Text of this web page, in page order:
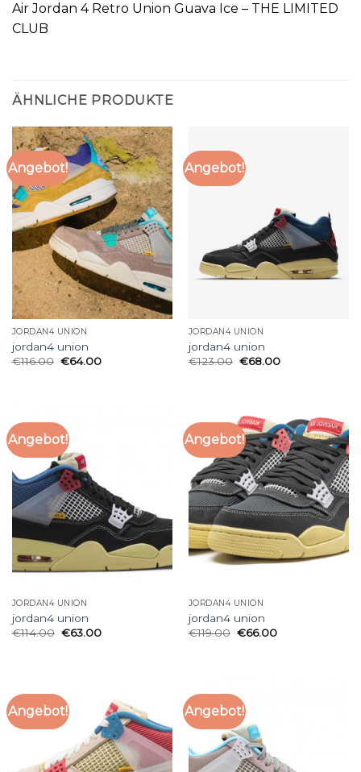
Air Jordan 4 Retro Union Guava Ice – THE LIMITED
CLUB
ÄHNLICHE PRODUKTE
Angebot!
JORDAN4 UNION
jordan4 union
€116.00 €64.00
Angebot!
JORDAN4 UNION
jordan4 union
€123.00 €68.00
Angebot!
JORDAN4 UNION
jordan4 union
€114.00 €63.00
Angebot!
JORDAN4 UNION
jordan4 union
€119.00 €66.00
Angebot! Angebot!